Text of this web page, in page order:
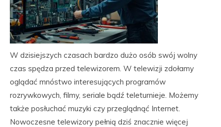
W dzisiejszych czasach bardzo dużo osób swój wolny
czas spędza przed telewizorem. W telewizji zdołamy
oglądać mnóstwo interesujących programów
rozrywkowych, filmy, seriale bądź teleturnieje. Możemy
także posłuchać muzyki czy przeglądnąć Internet.
Nowoczesne telewizory pełnią dziś znacznie więcej